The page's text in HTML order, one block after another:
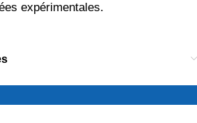
expérimentales.